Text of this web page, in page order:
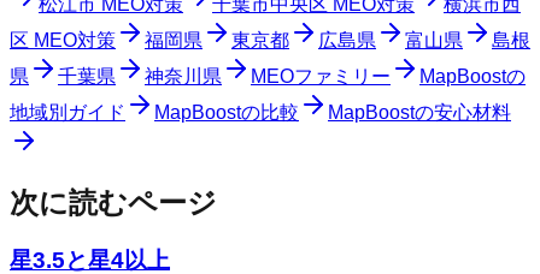
区 MEO対策
福岡県 東京都 広島県 富山県
島根
県
千葉県 神奈川県 MEOファミリー
MapBoostの
地域別ガイド
MapBoostの比較 MapBoostの安心材料
次に読むページ
星3.5と星4以上